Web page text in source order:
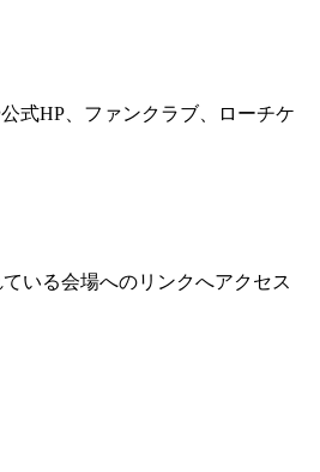
式HP、ファンクラブ、ローチケ
いる会場へのリンクへアクセス